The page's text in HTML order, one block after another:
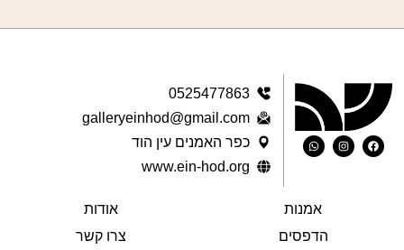
0525477863
galleryeinhod@gmail.com
כפר האמנים עין הוד
www.ein-hod.org
אמנות
הדפסים
אודות
צרו קשר